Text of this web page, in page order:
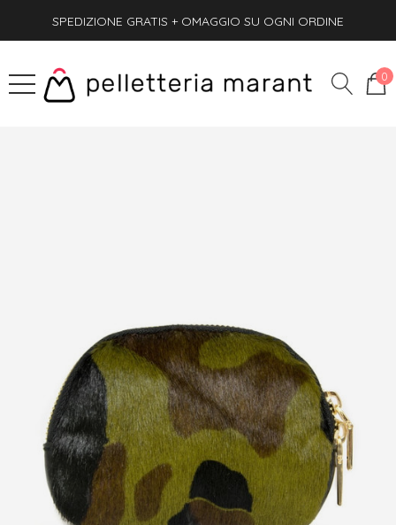
SPEDIZIONE GRATIS + OMAGGIO SU OGNI ORDINE
PAGA ANCHE ALLA CONSEGNA
SPEDIZIONE GRATIS + OMAGGIO SU OGNI ORDINE
0